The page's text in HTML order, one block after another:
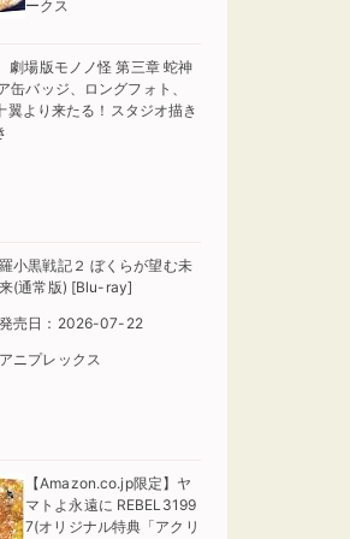
ークス
劇場版モノノ怪 第三章 蛇神
バッジ、ロングフォト、
翼より来たる！スタジオ描き
羅小黒戦記２ ぼくらが望む未
来(通常版) [Blu-ray]
発売日：2026-07-22
アニプレックス
【Amazon.co.jp限定】ヤ
マトよ永遠に REBEL3199
7(オリジナル特典「アクリ